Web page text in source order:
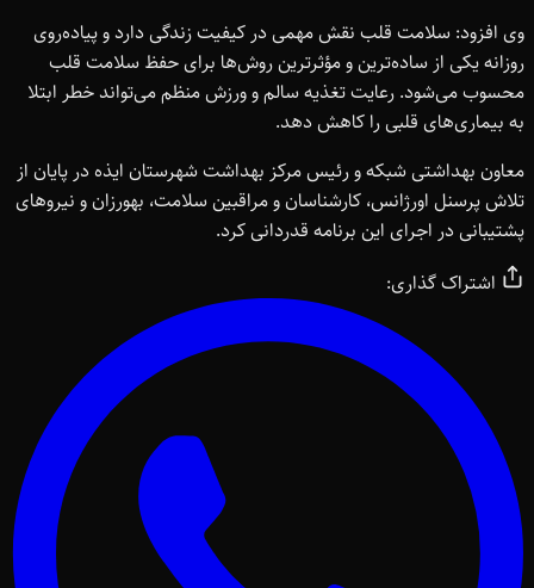
وی افزود: سلامت قلب نقش مهمی در کیفیت زندگی دارد و پیاده‌روی
روزانه یکی از ساده‌ترین و مؤثرترین روش‌ها برای حفظ سلامت قلب
محسوب می‌شود. رعایت تغذیه سالم و ورزش منظم می‌تواند خطر ابتلا
به بیماری‌های قلبی را کاهش دهد.
معاون بهداشتی شبکه و رئیس مرکز بهداشت شهرستان ایذه در پایان از
تلاش پرسنل اورژانس، کارشناسان و مراقبین سلامت، بهورزان و نیروهای
پشتیبانی در اجرای این برنامه قدردانی کرد.
اشتراک گذاری: